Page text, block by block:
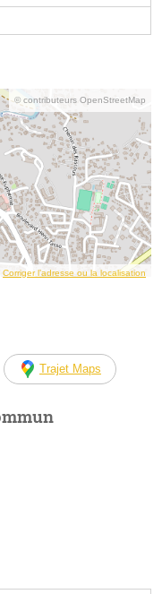
© contributeurs OpenStreetMap
Corriger l’adresse ou la localisation
Trajet Maps